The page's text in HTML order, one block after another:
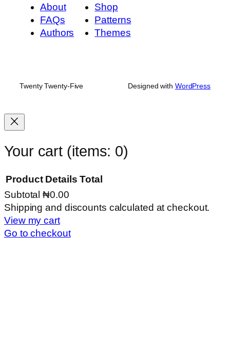
About
FAQs
Authors
Shop
Patterns
Themes
Twenty Twenty-Five Designed with WordPress
Your cart (items: 0)
Products
in
cart
Product Details Total
Subtotal₦0.00
Shipping and discounts calculated at checkout.
View my cart
Go to checkout